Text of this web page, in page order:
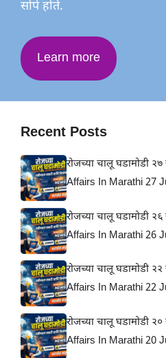
सोपे होते.
Learn more
Recent Posts
रोजच्या चालू घडामोडी
Affairs In Marathi 27
रोजच्या चालू घडामोडी
Affairs In Marathi 26
रोजच्या चालू घडामोडी
Affairs In Marathi 22
रोजच्या चालू घडामोडी
Affairs In Marathi 20